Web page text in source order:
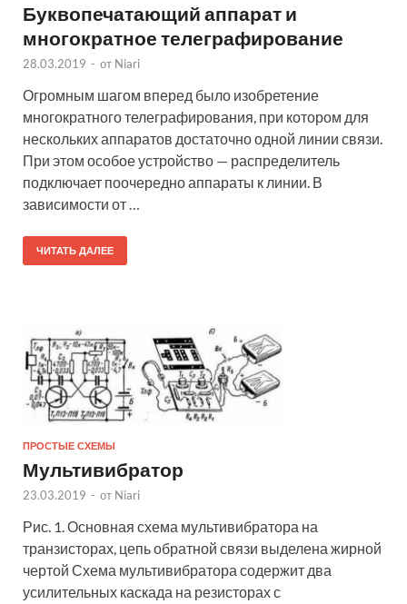
Буквопечатающий аппарат и
многократное телеграфирование
28.03.2019 - от Niari
Огромным шагом вперед было изобретение
многократного телеграфирования, при котором для
нескольких аппаратов достаточно одной линии связи.
При этом особое устройство — распределитель
подключает поочередно аппараты к линии. В
зависимости от …
ЧИТАТЬ ДАЛЕЕ
ПРОСТЫЕ СХЕМЫ
Мультивибратор
23.03.2019 - от Niari
Рис. 1. Основная схема мультивибратора на
транзисторах, цепь обратной связи выделена жирной
чертой Схема мультивибратора содержит два
усилительных каскада на резисторах с